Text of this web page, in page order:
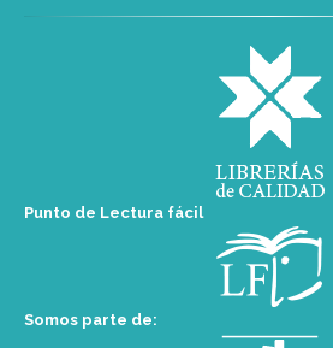
Punto de Lectura fácil
Somos parte de: